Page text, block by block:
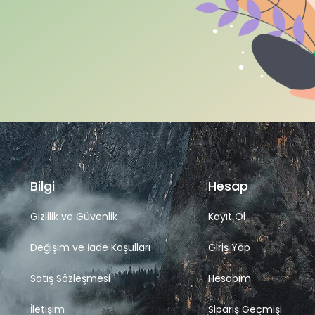
Bilgi
Gizlilik ve Güvenlik
Değişim ve İade Koşulları
Satış Sözleşmesi
İletişim
Hesap
Kayıt Ol
Giriş Yap
Hesabım
Sipariş Geçmişi